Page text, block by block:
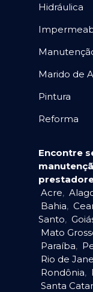
Hidráulica
Marido de
Pintura
Reforma
Encontre
Acre,
Bahia,
Santo,
Mato
Paraíba,
Rio de
Rondônia,
Santa